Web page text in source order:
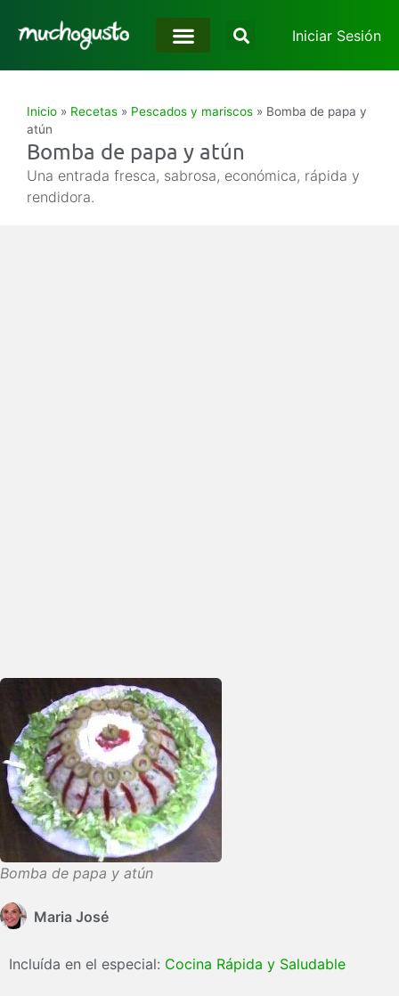
Iniciar Sesión
Inicio » Recetas » Pescados y mariscos » Bomba de papa y
atún
Bomba de papa y atún
Una entrada fresca, sabrosa, económica, rápida y
rendidora.
Bomba de papa y atún
Maria José
Incluída en el especial: Cocina Rápida y Saludable